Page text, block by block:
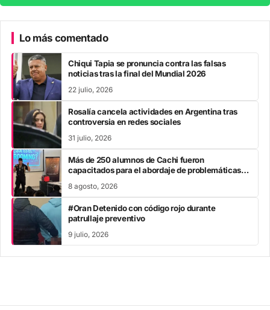
Lo más comentado
Chiqui Tapia se pronuncia contra las falsas
noticias tras la final del Mundial 2026
22 julio, 2026
Rosalía cancela actividades en Argentina tras
controversia en redes sociales
31 julio, 2026
Más de 250 alumnos de Cachi fueron
capacitados para el abordaje de problemáticas
8 agosto, 2026
#Oran Detenido con código rojo durante
patrullaje preventivo
9 julio, 2026